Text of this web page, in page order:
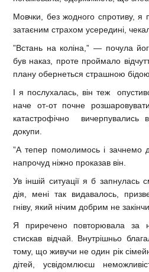
Мовчки, без жодного спротиву, я
затаєним страхом усередині,
”Встань на коліна,” — почула
був наказ, проте проймало
плану обернеться страшною
І я послухалась, він теж
наче от-от почне
катастрофічно вичерпувались
докупи.
”А тепер помолимось і зачнемо
напрочуд ніжно проказав він.
Ув іншій ситуації я б
дія, мені так видавалось,
гніву, який нічим добрим не
Я приречено повторювала за
стискав відчай. Внутрішньо
тому, що живучи не один рік
дітей, усвідомлюєш